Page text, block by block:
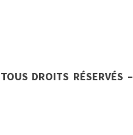
DROITS RÉSERVÉS –